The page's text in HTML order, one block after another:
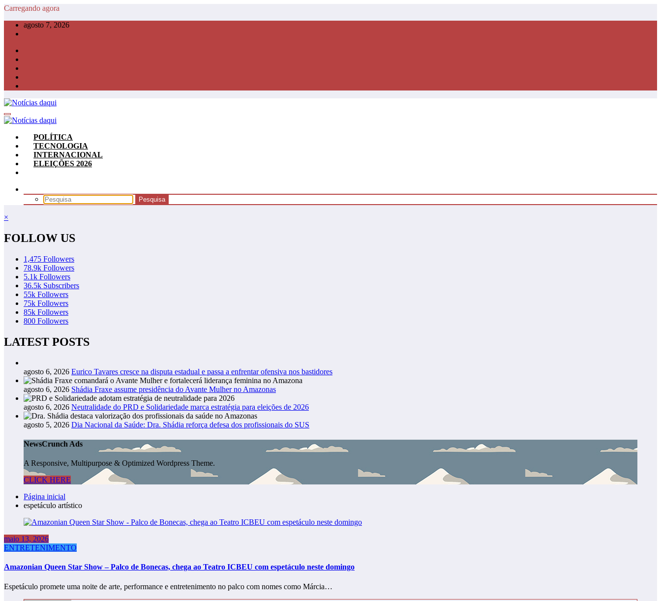
Pular
conteúdo
Carregando agora
agosto 7, 2026
POLÍTICA
TECNOLOGIA
INTERNACIONAL
ELEIÇÕES 2026
×
FOLLOW US
1,475 Followers
78.9k Followers
5.1k Followers
36.5k Subscribers
55k Followers
75k Followers
85k Followers
800 Followers
LATEST POSTS
agosto 6, 2026 Eurico Tavares cresce na disputa estadual e passa a enfrentar ofensiva nos bastidores
agosto 6, 2026 Shádia Fraxe assume presidência do Avante Mulher no Amazonas
agosto 6, 2026 Neutralidade do PRD e Solidariedade marca estratégia para eleições de 2026
agosto 5, 2026 Dia Nacional da Saúde: Dra. Shádia reforça defesa dos profissionais do SUS
NewsCrunch Ads
A Responsive, Multipurpose & Optimized Wordpress Theme.
CLICK HERE
Página inicial
espetáculo artístico
maio 13, 2026
ENTRETENIMENTO
Amazonian Queen Star Show – Palco de Bonecas, chega ao Teatro ICBEU com espetáculo neste domingo
Espetáculo promete uma noite de arte, performance e entretenimento no palco com nomes como Márcia…